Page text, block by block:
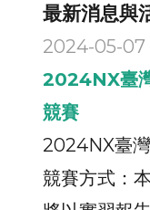
最新消息與
2024-05-07
2024NX臺
競賽
2024NX臺
競賽方式：